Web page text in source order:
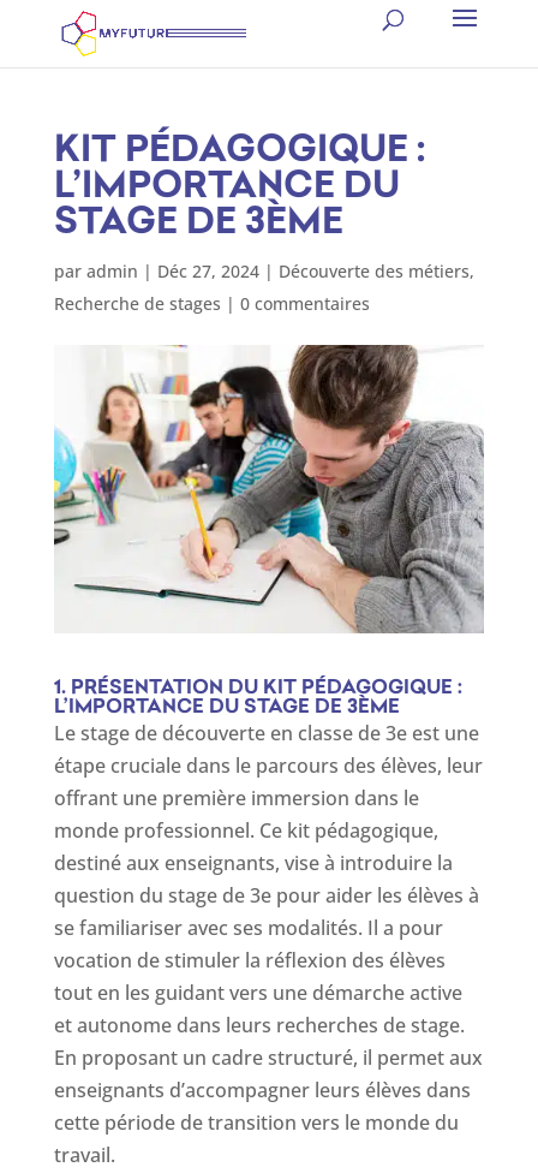
KIT PÉDAGOGIQUE :
L’IMPORTANCE DU
STAGE DE 3ÈME
par admin | Déc 27, 2024| Découverte des métiers,
Recherche de stages | 0 commentaires
1. PRÉSENTATION DU KIT PÉDAGOGIQUE :
L’IMPORTANCE DU STAGE DE 3ÈME
Le stage de découverte en classe de 3e est une
étape cruciale dans le parcours des élèves, leur
offrant une première immersion dans le
monde professionnel. Ce kit pédagogique,
destiné aux enseignants, vise à introduire la
question du stage de 3e pour aider les élèves à
se familiariser avec ses modalités. Il a pour
vocation de stimuler la réflexion des élèves
tout en les guidant vers une démarche active
et autonome dans leurs recherches de stage.
En proposant un cadre structuré, il permet aux
enseignants d’accompagner leurs élèves dans
cette période de transition vers le monde du
travail.